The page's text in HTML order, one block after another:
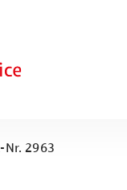
Nr. 2963